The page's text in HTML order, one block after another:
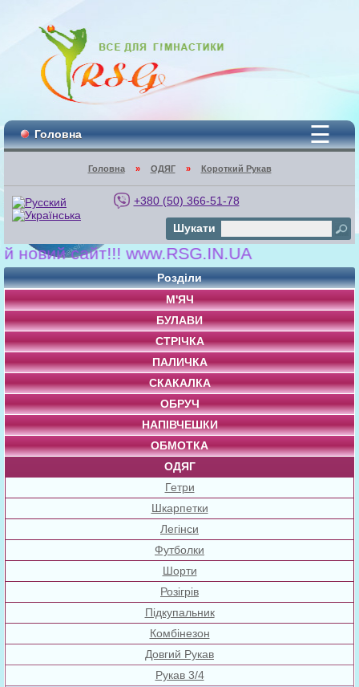
Головна ☰
Головна » ОДЯГ » Короткий Рукав
+380 (50) 366-51-78
Шукати
сайт!!! www.RSG.IN.UA
Розділи
М'ЯЧ
БУЛАВИ
СТРІЧКА
ПАЛИЧКА
СКАКАЛКА
ОБРУЧ
НАПІВЧЕШКИ
ОБМОТКА
ОДЯГ
Гетри
Шкарпетки
Легінси
Футболки
Шорти
Розігрів
Підкупальник
Комбінезон
Довгий Рукав
Рукав 3/4